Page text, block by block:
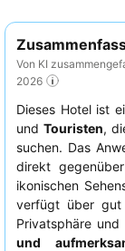
Von KI
2026
Dieses Hotel ist
und Touristen,
suchen. Das
direkt
ikonischen
verfügt über
Privatsphäre
und